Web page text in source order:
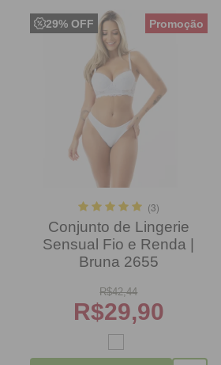
29% OFF
(3)
Conjunto de Lingerie
Sensual Fio e Renda |
Bruna 2655
R$42,44
R$29,90